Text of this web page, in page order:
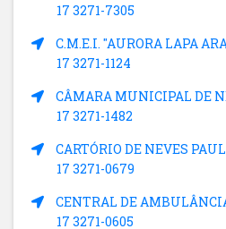
17 3271-7305
C.M.E.I. "AURORA LAPA
17 3271-1124
CÂMARA MUNICIPAL DE
17 3271-1482
CARTÓRIO DE NEVES
17 3271-0679
CENTRAL DE
17 3271-0605